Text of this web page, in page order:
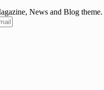
News and Blog